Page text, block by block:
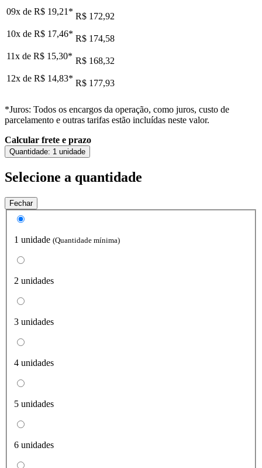
09x de R$ 19,21 * R$ 172,92
10x de R$ 17,46* R$ 174,58
11x de R$ 15,30* R$ 168,32
12x de R$ 14,83* R$ 177,93
*Juros: Todos os encargos da operação, como juros, custo de
parcelamento e outras tarifas estão incluídas neste valor.
Calcular frete e prazo
Quantidade: 1 unidade
Selecione a quantidade
Fechar
1 unidade (Quantidade mínima)
2 unidades
3 unidades
4 unidades
5 unidades
6 unidades